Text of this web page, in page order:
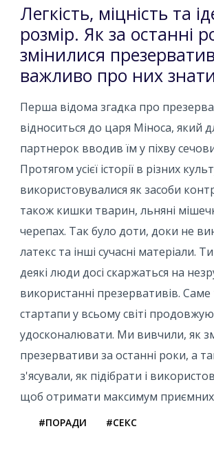
Легкість, міцність та
розмір. Як за останні
змінилися
важливо про них
Перша відома згадка про
відноситься до царя Міноса, який
партнерок вводив їм у піхву
Протягом усієї історії в різних
використовувалися як засоби
також кишки тварин, льняні
черепах. Так було доти, доки не
латекс та інші сучасні матеріали.
деякі люди досі скаржаться на
використанні презервативів.
стартапи у всьому світі
удосконалювати. Ми вивчили, як
презервативи за останні роки, а
з'ясували, як підібрати і
щоб отримати максимум приємних
#ПОРАДИ #СЕКС